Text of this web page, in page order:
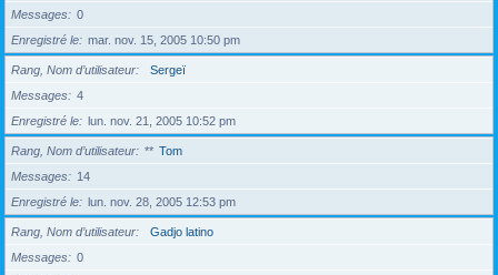
Messages
0
Enregistré le
mar. nov. 15, 2005 10:50 pm
Rang, Nom d’utilisateur
Sergeï
Messages
4
Enregistré le
lun. nov. 21, 2005 10:52 pm
Rang, Nom d’utilisateur ** Tom
Messages
14
Enregistré le
lun. nov. 28, 2005 12:53 pm
Rang, Nom d’utilisateur
Gadjo latino
Messages
0